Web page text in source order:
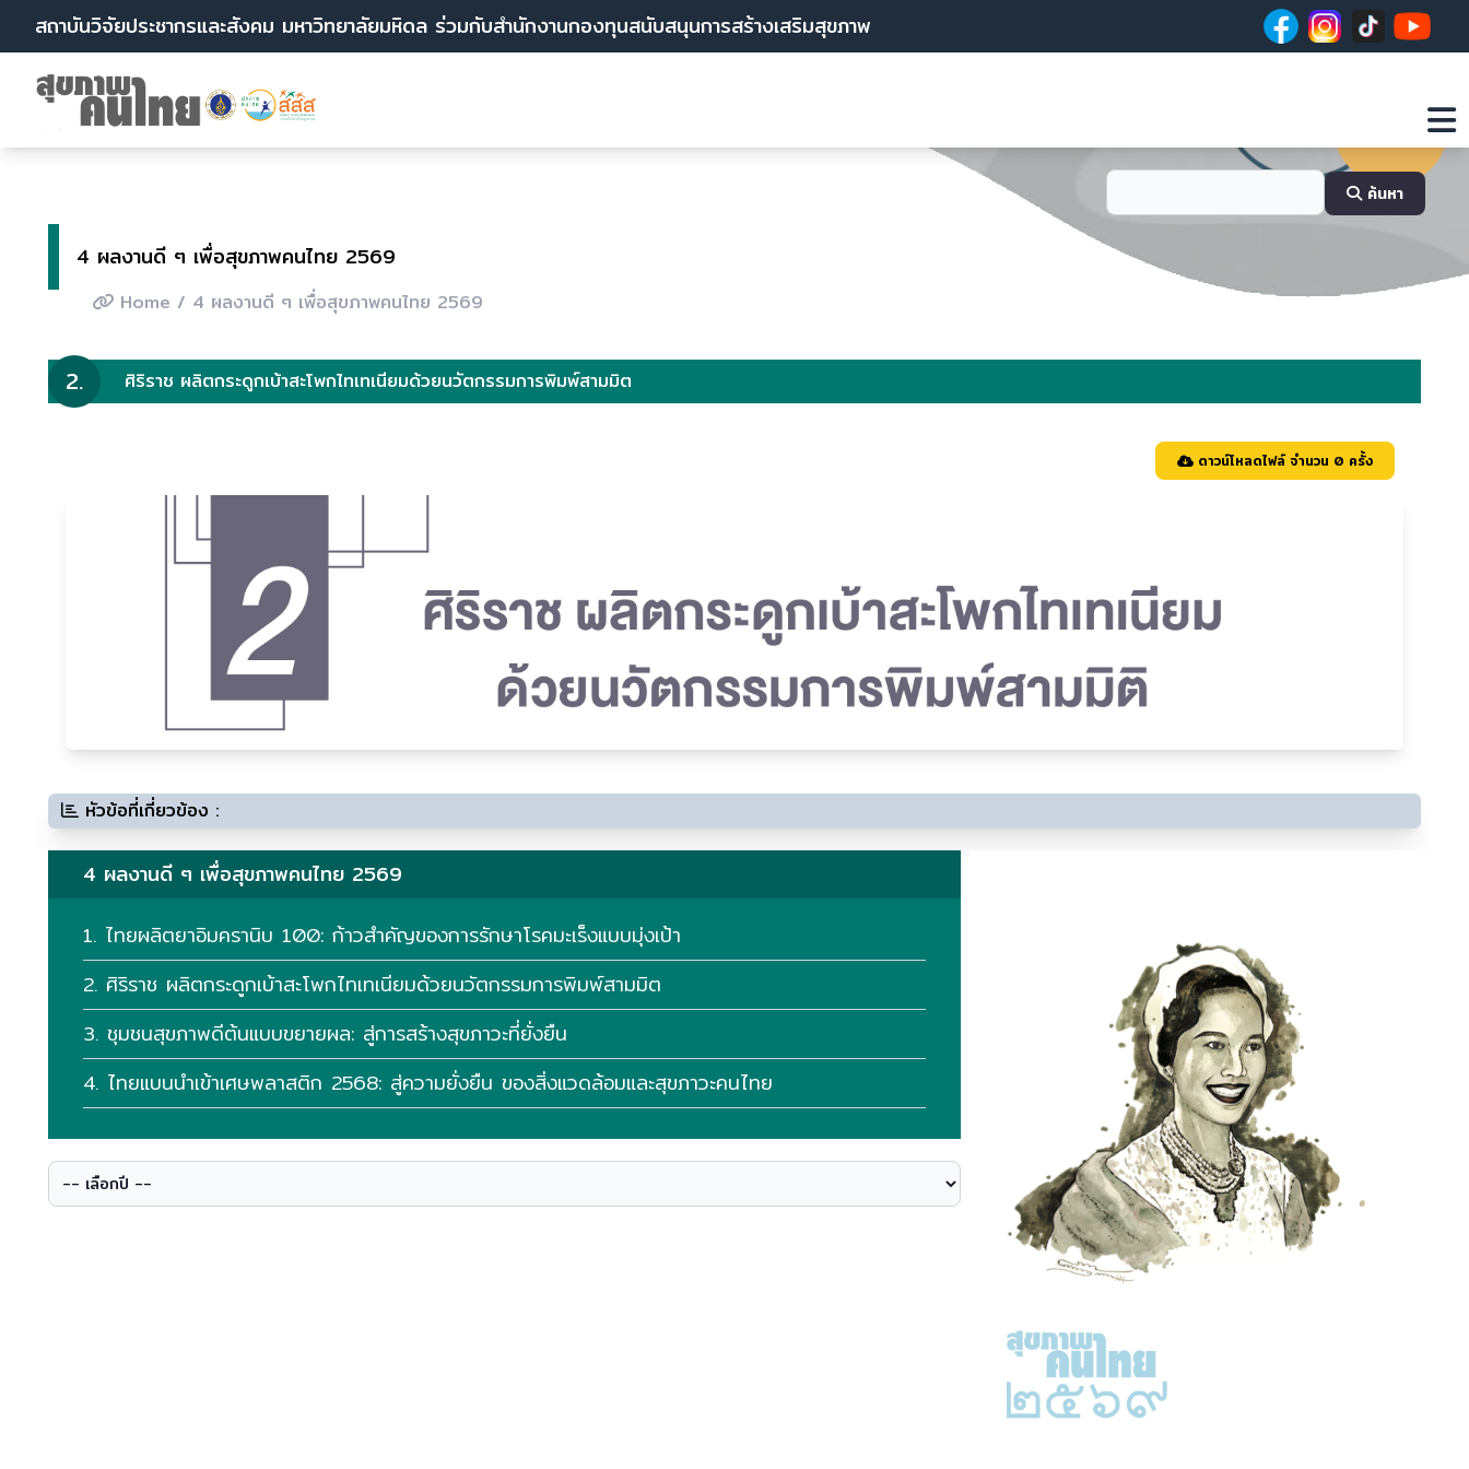
สถาบันวิจัยประชากรและสังคม มหาวิทยาลัยมหิดล ร่วมกับสำนักงานกองทุนสนับสนุนการสร้างเสริมสุขภาพ
ค้นหา
4 ผลงานดี ๆ เพื่อสุขภาพคนไทย 2569
Home / 4 ผลงานดี ๆ เพื่อสุขภาพคนไทย 2569
2. ศิริราช ผลิตกระดูกเบ้าสะโพกไทเทเนียมด้วยนวัตกรรมการพิมพ์สามมิต
ดาวน์โหลดไฟล์ จำนวน 0 ครั้ง
หัวข้อที่เกี่ยวข้อง :
4 ผลงานดี ๆ เพื่อสุขภาพคนไทย 2569
1. ไทยผลิตยาอิมครานิบ 100: ก้าวสําคัญของการรักษาโรคมะเร็งแบบมุ่งเป้า
2. ศิริราช ผลิตกระดูกเบ้าสะโพกไทเทเนียมด้วยนวัตกรรมการพิมพ์สามมิต
3. ชุมชนสุขภาพดีต้นแบบขยายผล: สู่การสร้างสุขภาวะที่ยั่งยืน
4. ไทยแบนนําเข้าเศษพลาสติก 2568: สู่ความยั่งยืน ของสิ่งแวดล้อมและสุขภาวะคนไทย